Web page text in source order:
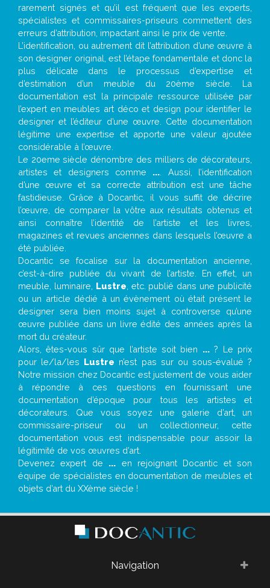
rarement signés et qu’il est fréquent que les experts,
spécialistes et commissaires-priseurs commettent des
erreurs d’attribution, impactant ainsi le prix de vente.
L’identification, ou autrement dit l’attribution d’une œuvre à
son designer original, est l’étape fondamentale et donc la
plus délicate dans le processus d’expertise et
d’estimation d’un meuble du 20ème siècle. La
documentation est la principale ressource utilisée par
l’expert en meubles art déco et design pour identifier le
designer et l’éditeur d’une œuvre. Cette documentation
légitime une expertise et apporte une valeur ajoutée
considérable à l’œuvre.
Le 20eme siècle dénombre des milliers de décorateurs,
artistes et designers comme ... . Aussi, l’identification
d’une œuvre et sa correcte attribution est une tâche
fastidieuse. Grâce à Docantic, il vous suffit de décrire
l’œuvre, de comparer la vôtre aux résultats obtenus et
ainsi connaître l’identité de l’artiste et les livres,
magazines et revues anciennes dans lesquels l’œuvre a
été publiée.
Docantic se focalise sur la documentation ancienne,
c’est-à-dire publiée du vivant de l’artiste. En effet, un
meuble, luminaire, Lustre , etc. publié dans une publicité
ou un article dédié à un évènement où était présent le
designer sera bien moins sujet à controverse qu’une
œuvre publiée dans un livre édité des années après la
mort du créateur.
Alors, êtes-vous sûr que l’artiste soit bien ...? Le prix
pour le/la/les Lustre n’est pas sur ou sous-évalué ?
Notre mission chez Docantic est justement de vous aider
à répondre à ces questions en fournissant une
documentation d’époque pour tous les artistes et
décorateurs. Que vous soyez une galerie d’art, un
commissaire-priseur ou un collectionneur, cette
documentation vous est indispensable pour assoir la
légitimité de vos œuvres d’art.
Devenez expert de ... en rejoignant Docantic et son
équipe de spécialistes en documentation de meubles et
objets d’art du XXème siècle !
Navigation